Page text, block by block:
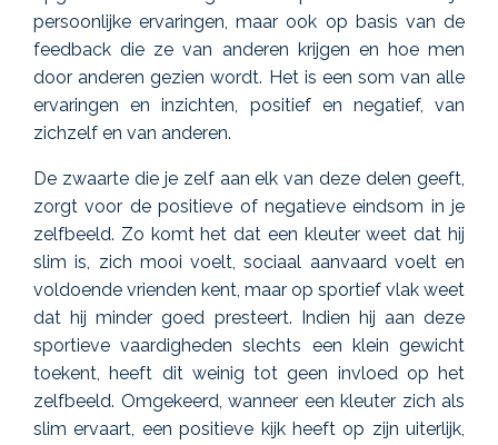
persoonlijke ervaringen, maar ook op basis van de
feedback die ze van anderen krijgen en hoe men
dooranderengezien wordt. Het is een som van alle
ervaringen en inzichten, positief en negatief, van
zichzelf en van anderen.
De zwaarte die je zelf aan elk van deze delen geeft,
zorgt voor de positieve of negatieveeindsom in je
zelfbeeld. Zo komt het dat een kleuter weet dat hij
slim is, zich mooi voelt, sociaal aanvaard voelt en
voldoende vrienden kent, maar op sportief vlak weet
dat hij minder goed presteert. Indien hij aan deze
sportieve vaardigheden slechts een klein gewicht
toekent, heeft dit weinig tot geen invloed op het
zelfbeeld. Omgekeerd, wanneer een kleuter zich als
slim ervaart, een positieve kijk heeft op zijn uiterlijk,